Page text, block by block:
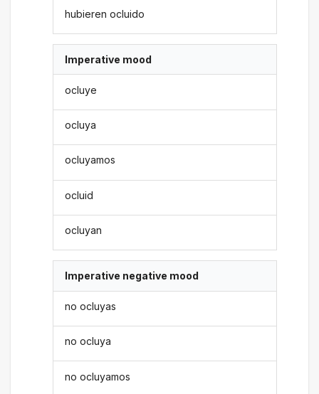
hubieren ocluido
Imperative mood
ocluye
ocluya
ocluyamos
ocluid
ocluyan
Imperative negative mood
no ocluyas
no ocluya
no ocluyamos